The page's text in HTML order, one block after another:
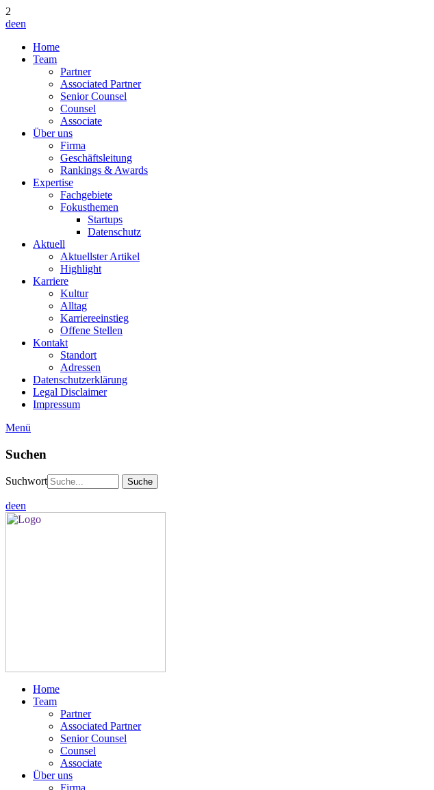
2
deen
Home
Team
Partner
Associated Partner
Senior Counsel
Counsel
Associate
Über uns
Firma
Geschäftsleitung
Rankings & Awards
Expertise
Fachgebiete
Fokusthemen
Startups
Datenschutz
Aktuell
Aktuellster Artikel
Highlight
Karriere
Kultur
Alltag
Karriereeinstieg
Offene Stellen
Kontakt
Standort
Adressen
Datenschutzerklärung
Legal Disclaimer
Impressum
Menü
Suchen
Suchwort
deen
Home
Team
Partner
Associated Partner
Senior Counsel
Counsel
Associate
Über uns